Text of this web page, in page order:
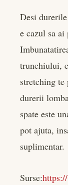
Desi
e cazul sa
trunchiului,
stretching te
durerii
spate este
pot ajuta,
suplimentar.
Surse: